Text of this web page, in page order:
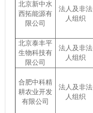
北京新中水
西拓能源有
限公司
法人及非法
人组织
北京泰丰平
生物科技有
限公司
法人及非法
人组织
合肥中科精
耕农业开发
有限公司
法人及非法
人组织